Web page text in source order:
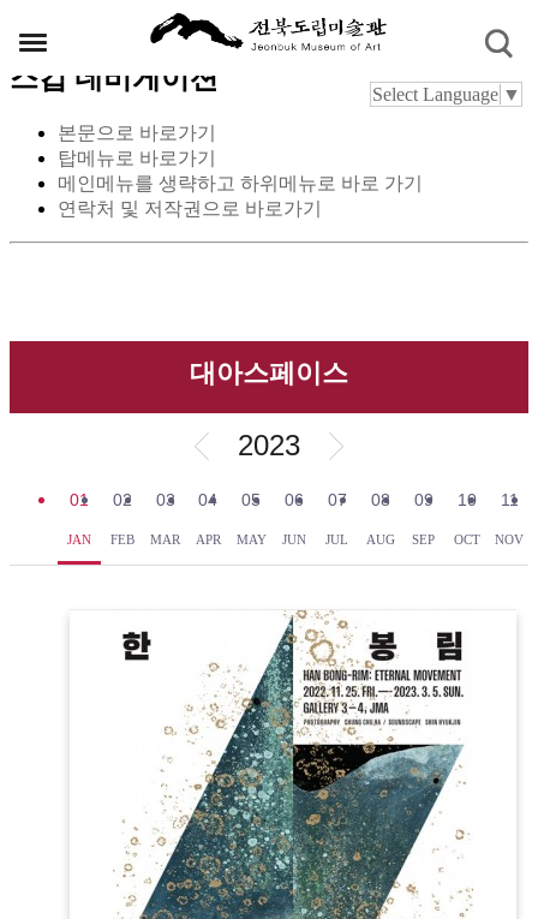
스킵 네비게이션
본문으로 바로가기
탑메뉴로 바로가기
메인메뉴를 생략하고 하위메뉴로 바로 가기
연락처 및 저작권으로 바로가기
Select Language ▼
대아스페이스
2023
01
JAN
02
FEB
03
MAR
04
APR
05
MAY
06
JUN
07
JUL
08
AUG
09
SEP
10
OCT
11
NOV